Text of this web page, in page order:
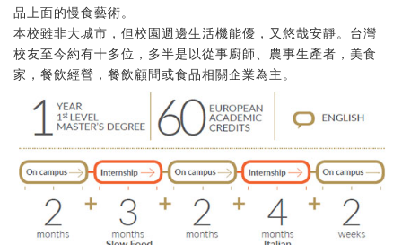
品上面的慢食藝術。
本校雖非大城市，但校園週邊生活機能優，又悠哉安靜。台灣
校友至今約有十多位，多半是以從事廚師、農事生產者，美食
家，餐飲經營，餐飲顧問或食品相關企業為主。